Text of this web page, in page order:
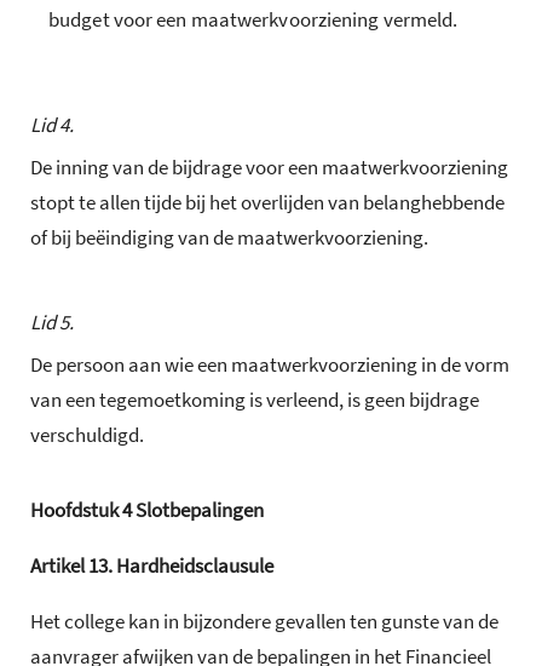
budget voor een maatwerkvoorziening vermeld.
Lid 4.
De inning van de bijdrage voor een maatwerkvoorziening
stopt te allen tijde bij het overlijden van belanghebbende
of bij beëindiging van de maatwerkvoorziening.
Lid 5.
De persoon aan wie een maatwerkvoorziening in de vorm
van een tegemoetkoming is verleend, is geen bijdrage
verschuldigd.
Hoofdstuk4Slotbepalingen
Artikel13.Hardheidsclausule
Het college kan in bijzondere gevallen ten gunste van de
aanvrager afwijken van de bepalingen in het Financieel